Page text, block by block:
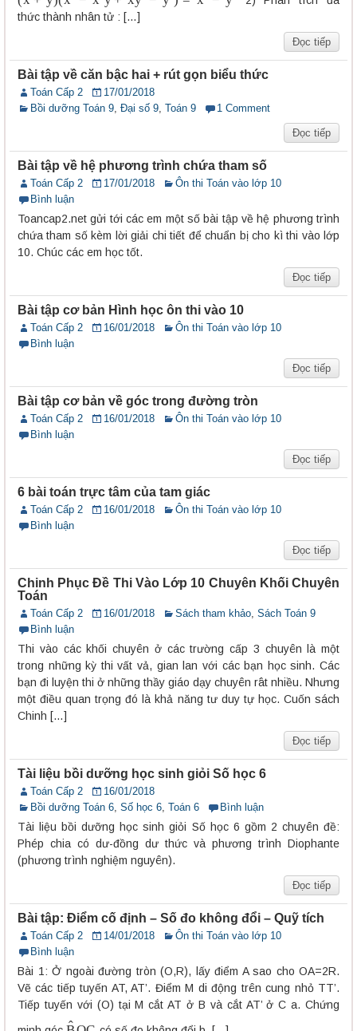
thức thành nhân tử : […]
Đọc tiếp
Bài tập về căn bậc hai + rút gọn biểu thức
Toán Cấp 2
17/01/2018
Bồi dưỡng Toán 9 Đại số 9 Toán 9 1 Comment
Đọc tiếp
Bài tập về hệ phương trình chứa tham số
Toán Cấp 2 17/01/2018
Ôn thi Toán vào lớp 10
Bình luận
Toancap2.net gửi tới các em một số bài tập về hệ phương trình
chứa tham số kèm lời giải chi tiết để chuẩn bị cho kì thi vào lớp
10. Chúc các em học tốt.
Đọc tiếp
Bài tập cơ bản Hình học ôn thi vào 10
Toán Cấp 2 16/01/2018
Ôn thi Toán vào lớp 10
Bình luận
Đọc tiếp
Bài tập cơ bản về góc trong đường tròn
Toán Cấp 2 16/01/2018
Ôn thi Toán vào lớp 10
Bình luận
Đọc tiếp
6 bài toán trực tâm của tam giác
Toán Cấp 2 16/01/2018
Ôn thi Toán vào lớp 10
Bình luận
Đọc tiếp
Chinh Phục Đề Thi Vào Lớp 10 Chuyên Khối Chuyên
Toán
Toán Cấp 2 16/01/2018 Sách tham khảo Sách Toán 9
Bình luận
Thi vào các khối chuyên ở các trường cấp 3 chuyên là một
trong những kỳ thi vất vả, gian lan với các bạn học sinh. Các
bạn đi luyện thi ở những thầy giáo dạy chuyên rât nhiều. Nhưng
một điều quan trọng đó là khả năng tư duy tự học. Cuốn sách
Chinh […]
Đọc tiếp
Tài liệu bồi dưỡng học sinh giỏi Số học 6
Toán Cấp 2
16/01/2018
Bồi dưỡng Toán 6 Số học 6 Toán 6 Bình luận
Tài liệu bồi dưỡng học sinh giỏi Số học 6 gồm 2 chuyên đề:
Phép chia có dư-đồng dư thức và phương trình Diophante
(phương trình nghiệm nguyên).
Đọc tiếp
Bài tập: Điểm cố định – Số đo không đổi – Quỹ tích
Toán Cấp 2 14/01/2018
Ôn thi Toán vào lớp 10
Bình luận
Bài 1: Ở ngoài đường tròn (O,R), lấy điểm A sao cho OA=2R.
Vẽ các tiếp tuyến AT, AT’. Điểm M di động trên cung nhỏ TT’.
Tiếp tuyến với (O) tại M cắt AT ở B và cắt AT’ ở C a. Chứng
B O C